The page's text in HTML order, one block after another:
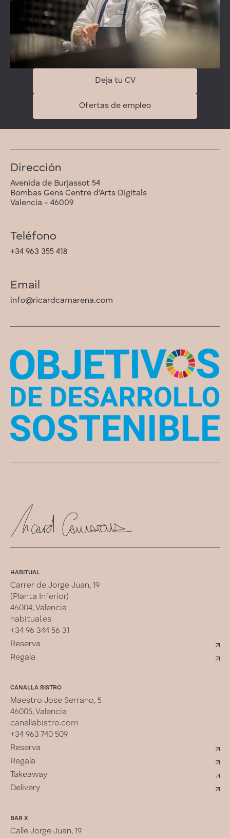
Deja tu CV
Ofertas de empleo
Dirección
Avenida de Burjassot 54
Bombas Gens Centre d’Arts Digitals
Valencia - 46009
Teléfono
+34 963 355 418
Email
info@ricardcamarena.com
HABITUAL
Carrer de Jorge Juan, 19
(Planta Inferior)
46004, Valencia
habitual.es
+34 96 344 56 31
Reserva
Regala
CANALLA BISTRO
Maestro Jose Serrano, 5
46005, Valencia
canallabistro.com
+34 963 740 509
Reserva
Regala
Takeaway
Delivery
BAR X
Calle Jorge Juan, 19